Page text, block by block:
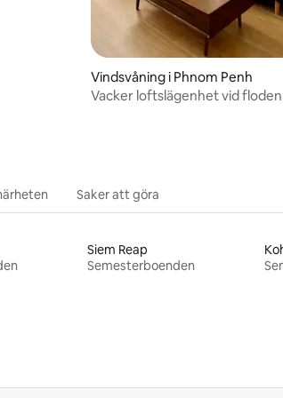
Vindsvåning i Phnom Penh
Vacker loftslägenhet vid floden
Saker att göra
Siem Reap
Semesterboenden